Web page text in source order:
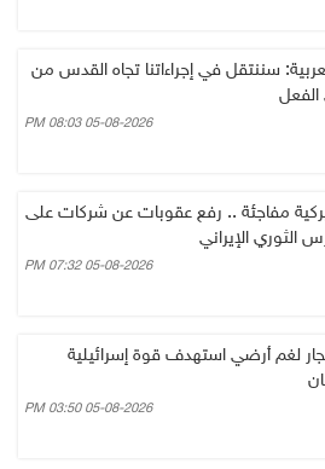
سننتقل في إجراءاتنا تجاه القدس من
الفعل
05-08-2026 08:03 PM
مفاجئة .. رفع عقوبات عن شركات على
الثوري الإيراني
05-08-2026 07:32 PM
لغم أرضي استهدف قوة إسرائيلية
05-08-2026 03:50 PM